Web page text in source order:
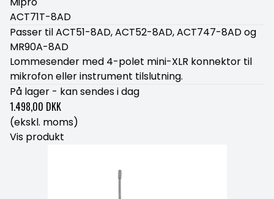
ACT71T-8AD
Passer til ACT51-8AD, ACT52-8AD, ACT747-8AD og
MR90A-8AD
Lommesender med 4-polet mini-XLR konnektor til
mikrofon eller instrument tilslutning.
På lager - kan sendes i dag
1.498,00 DKK
(ekskl. moms)
Vis produkt